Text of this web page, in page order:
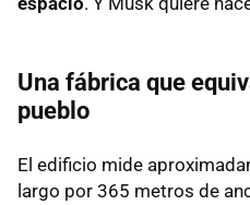
Una fábrica que
pueblo
El edificio mide
largo por 365 metros de